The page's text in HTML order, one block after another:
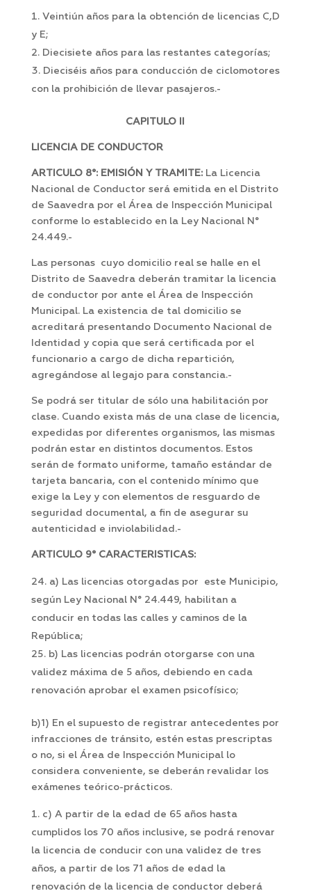
Veintiún años para la obtención de licencias C,D
y E;
Diecisiete años para las restantes categorías;
Dieciséis años para conducción de ciclomotores
con la prohibición de llevar pasajeros.-
CAPITULO II
LICENCIA DE CONDUCTOR
ARTICULO 8°: EMISIÓN Y TRAMITE:La Licencia
Nacional de Conductor será emitida en el Distrito
de Saavedra por el Área de Inspección Municipal
conforme lo establecido en la Ley Nacional N°
24.449.-
Las personas cuyo domicilio real se halle en el
Distrito de Saavedra deberán tramitar la licencia
de conductor por ante el Área de Inspección
Municipal. La existencia de tal domicilio se
acreditará presentando Documento Nacional de
Identidad y copia que será certificada por el
funcionario a cargo de dicha repartición,
agregándose al legajo para constancia.-
Se podrá ser titular de sólo una habilitación por
clase. Cuando exista más de una clase de licencia,
expedidas por diferentes organismos, las mismas
podrán estar en distintos documentos. Estos
serán de formato uniforme, tamaño estándar de
tarjeta bancaria, con el contenido mínimo que
exige la Ley y con elementos de resguardo de
seguridad documental, a fin de asegurar su
autenticidad e inviolabilidad.-
ARTICULO 9° CARACTERISTICAS:
a) Las licencias otorgadas por este Municipio,
según Ley Nacional N° 24.449, habilitan a
conducir en todas las calles y caminos de la
República;
b) Las licencias podrán otorgarse con una
validez máxima de 5 años, debiendo en cada
renovación aprobar el examen psicofísico;
b)1) En el supuesto de registrar antecedentes por
infracciones de tránsito, estén estas prescriptas
o no, si el Área de Inspección Municipal lo
considera conveniente, se deberán revalidar los
exámenes teórico-prácticos.
c) A partir de la edad de 65 años hasta
cumplidos los 70 años inclusive, se podrá renovar
la licencia de conducir con una validez de tres
años, a partir de los 71 años de edad la
renovación de la licencia de conductor deberá